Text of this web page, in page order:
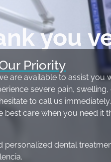
you
Priority
are available to assist you
severe pain, swelling,
to call us
care when you need it
personalized dental